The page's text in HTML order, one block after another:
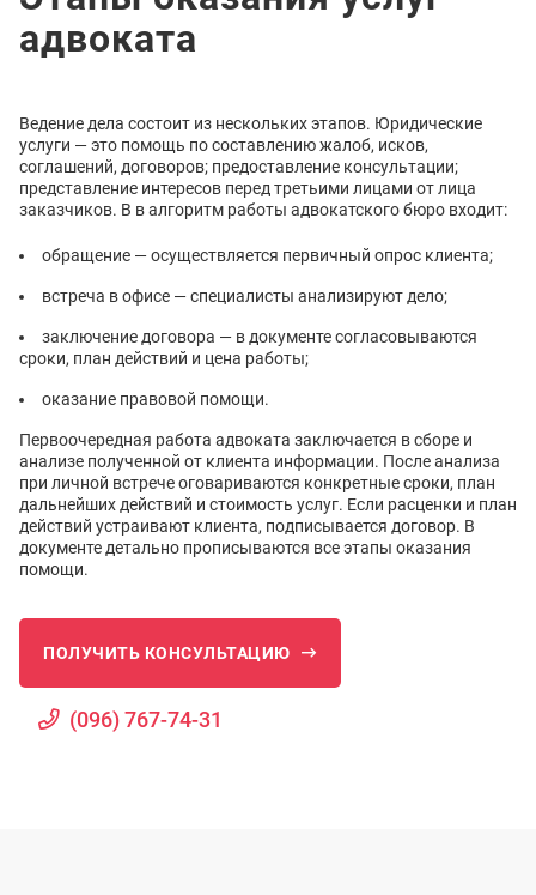
адвоката
Ведение дела состоит из нескольких этапов. Юридические
услуги — это помощь по составлению жалоб, исков,
соглашений, договоров; предоставление консультации;
представление интересов перед третьими лицами от лица
заказчиков. В в алгоритм работы адвокатского бюро входит:
обращение — осуществляется первичный опрос клиента;
встреча в офисе — специалисты анализируют дело;
заключение договора — в документе согласовываются
сроки, план действий и цена работы;
оказание правовой помощи.
Первоочередная работа адвоката заключается в сборе и
анализе полученной от клиента информации. После анализа
при личной встрече оговариваются конкретные сроки, план
дальнейших действий и стоимость услуг. Если расценки и план
действий устраивают клиента, подписывается договор. В
документе детально прописываются все этапы оказания
помощи.
ПОЛУЧИТЬ КОНСУЛЬТАЦИЮ
(096) 767-74-31